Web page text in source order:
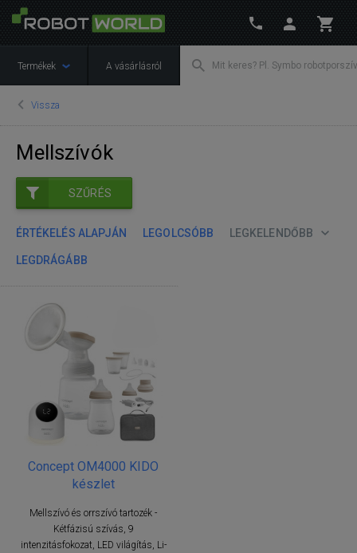
Termékek A vásárlásról
Vissza
Mellszívók
SZŰRÉS
ÉRTÉKELÉS ALAPJÁN LEGOLCSÓBB LEGKELENDŐBB
LEGDRÁGÁBB
Concept OM4000 KIDO
készlet
Mellszívó és orrszívó tartozék -
Kétfázisú szívás, 9
intenzitásfokozat, LED világítás, Li-